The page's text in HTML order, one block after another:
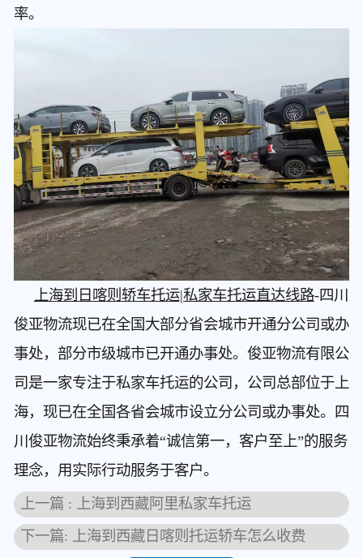
率。
上海到日喀则轿车托运|私家车托运直达线路-四川
俊亚物流现已在全国大部分省会城市开通分公司或办
事处，部分市级城市已开通办事处。俊亚物流有限公
司是一家专注于私家车托运的公司，公司总部位于上
海，现已在全国各省会城市设立分公司或办事处。四
川俊亚物流始终秉承着“诚信第一，客户至上”的服务
理念，用实际行动服务于客户。
上一篇 : 上海到西藏阿里私家车托运
下一篇: 上海到西藏日喀则托运轿车怎么收费